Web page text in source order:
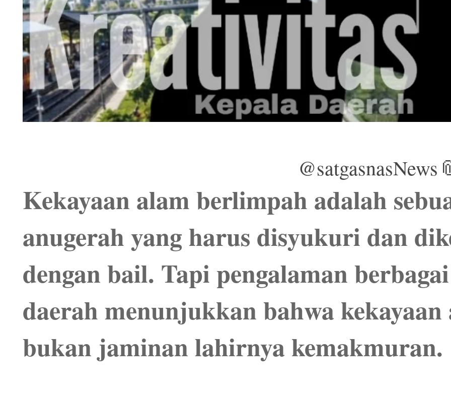
Kekayaan alam berlimpah adalah
anugerah yang harus disyukuri dan
dengan bail. Tapi pengalaman berbagai
daerah menunjukkan bahwa kekayaan
bukan jaminan lahirnya kemakmuran.